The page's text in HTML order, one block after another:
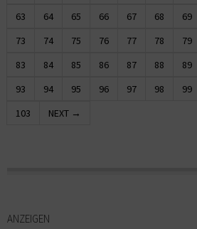
63
64 65 66 67 68 69
73
74 75 76 77 78 79
83
84 85 86 87 88 89
93
94 95 96 97 98 99
103
NEXT →
ANZEIGEN